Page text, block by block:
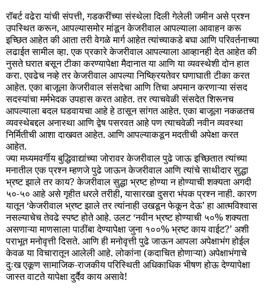
रॉबर्ट वढेरा यांची संपत्ती, गडकरींच्या संस्थेला दिली गेलेली जमीन असे प्रश्न
उपस्थित करून, आपल्यासमोर मांडून केजरीवाल आपल्याला आवाहन करू
इच्छित आहेत की आता तरी वेगळे मार्ग आहेत त्यांच्याकडे बघा आणि परिवर्तनाच्या
लढाईत सामील व्हा. एक प्रकारे केजरीवाल आपल्याला आव्हानही देत आहेत की
नुसते घरात बसून टीका करण्यापेक्षा मैदानात या आणि या व्यवस्थेशी दोन हात
करा. एवढेच नव्हे तर केजरीवाल आपल्या निष्क्रियतेवर घणाघाती टीका करत
आहेत. एका बाजूला केजरीवाल संसदेचा आणि तिचा अपमान करणाऱ्या संसद
सदस्यांचा मर्मभेदक उपहास करत आहेत. तर त्याचवेळी संसदेत शिरूनच
आपल्याला बदल घडवायचा आहे हे ठासून सांगत आहेत. एका बाजूला नकळतच
व्यवस्थेबद्दल अनास्था आणि द्वेष पसरवत आहे पण त्याचवेळी नवीन व्यवस्था
निर्मितीची आशा दाखवत आहेत. आणि आपल्याकडून मदतीची अपेक्षा करत
आहेत.
ज्या मध्यमवर्गीय बुद्धिवाद्यांच्या जोरावर केजरीवाल पुढे जाऊ इच्छितात त्यांच्या
मनातील एक प्रश्न म्हणजे पुढे जाऊन केजरीवाल आणि त्यांचे साथीदार सुद्धा
भ्रष्ट झाले तर काय? केजरीवाल सुद्धा भ्रष्ट होण्या न होण्याची शक्यता अगदी
५०-५० आहे असे गृहीत धरले तरीही, यासारखा दुसरा भंपक प्रश्न नाही. कारण
यातून ‘केजरीवाल भ्रष्ट झाले तर त्यांनाही उखडून फेकून देऊ’ हा आत्मविश्वास
नसल्याचेच तेवढे स्पष्ट होते आहे. उलट ‘नवीन भ्रष्ट होण्याची ५०% शक्यता
असणाऱ्या माणसाला पाठींबा देण्यापेक्षा जुना १००% भ्रष्ट काय वाईट?’ अशी
पराभूत मनोवृत्ती दिसते. आणि ही मनोवृत्ती पुढे जाऊन आपला अपेक्षाभंग होईल
केवळ या विचारातून आलेली आहे. लोकांना (कदाचित होणाऱ्या) अपेक्षाभंगाचे
दुःख एकूण सामाजिक-राजकीय परिस्थिती अधिकाधिक भीषण होऊ देण्यापेक्षा
जास्त वाटते यापेक्षा दुर्दैव काय असावे!